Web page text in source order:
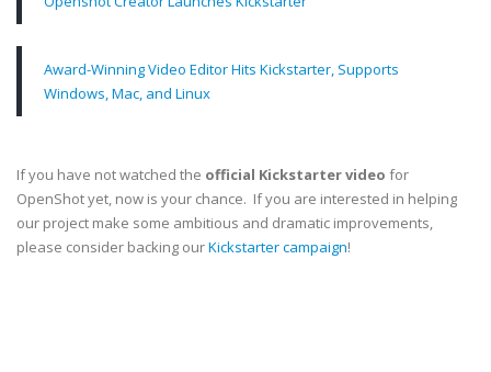
Award-Winning Video Editor Hits Kickstarter, Supports
Windows, Mac, and Linux
If you have not watched the official Kickstarter video for
OpenShot yet, now is your chance. If you are interested in helping
our project make some ambitious and dramatic improvements,
please consider backing ourKickstarter campaign!